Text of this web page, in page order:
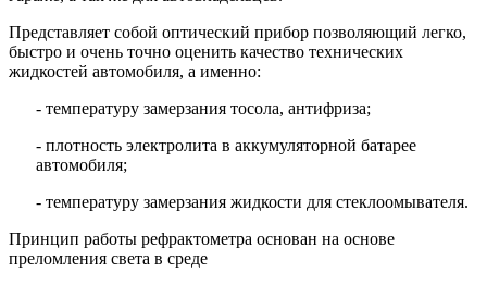
Представляет собой оптический прибор позволяющий легко,
быстро и очень точно оценить качество технических
жидкостей автомобиля, а именно:
- температуру замерзания тосола, антифриза;
- плотность электролита в аккумуляторной батарее
автомобиля;
- температуру замерзания жидкости для стеклоомывателя.
Принцип работы рефрактометра основан на основе
преломления света в среде